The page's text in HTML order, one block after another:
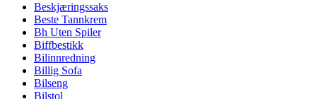
Beskjæringssaks
Beste Tannkrem
Bh Uten Spiler
Biffbestikk
Bilinnredning
Billig Sofa
Bilseng
Bilstol